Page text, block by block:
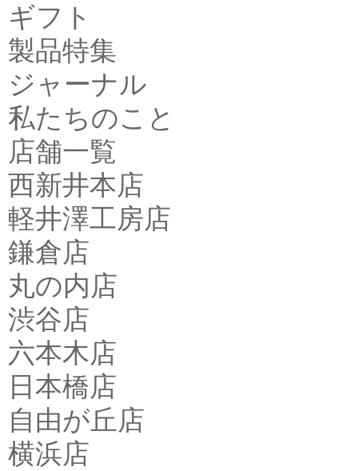
ギフト
製品特集
ジャーナル
私たちのこと
店舗一覧
西新井本店
軽井澤工房店
鎌倉店
丸の内店
渋谷店
六本木店
日本橋店
自由が丘店
横浜店